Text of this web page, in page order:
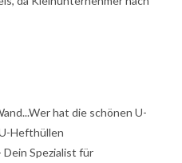
hat die schönen U-
Hefthüllen
Spezialist für